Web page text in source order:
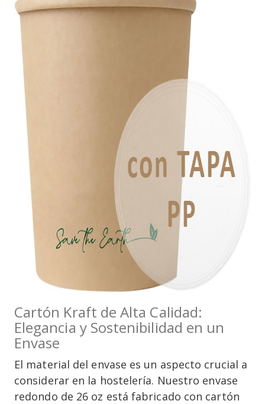
Cartón Kraft de Alta Calidad:
Elegancia y Sostenibilidad en un
Envase
El material del envase es un aspecto crucial a
considerar en la hostelería. Nuestro envase
redondo de 26 oz está fabricado con cartón